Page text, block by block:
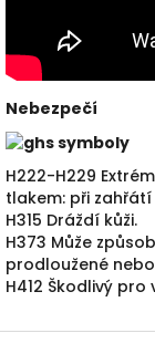
Nebezpečí
H222-H229
tlakem: při
H315 Dráždí kůži.
H373 Může
prodloužené
H412 Škodlivý